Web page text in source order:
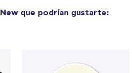
Newque podrían gustarte: